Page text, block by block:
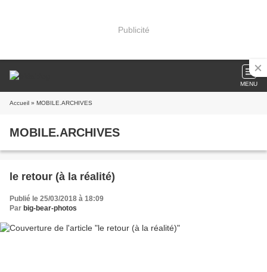
Publicité
MENU
Accueil » MOBILE.ARCHIVES
MOBILE.ARCHIVES
le retour (à la réalité)
Publié le 25/03/2018 à 18:09
Par big-bear-photos